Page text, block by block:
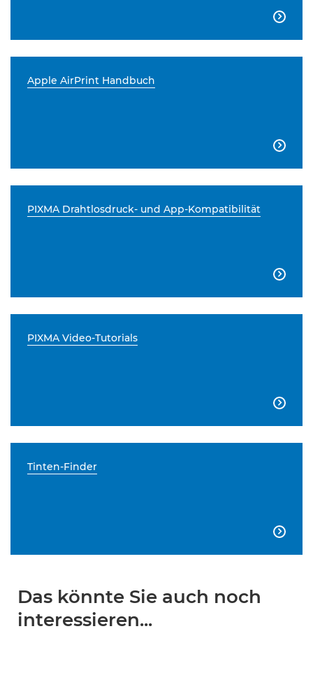

Apple AirPrint Handbuch

PIXMA Drahtlosdruck- und App-Kompatibilität

PIXMA Video-Tutorials

Tinten-Finder

Das könnte Sie auch noch
interessieren...